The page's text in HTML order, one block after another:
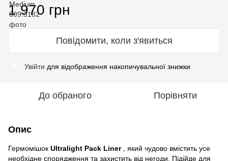
1 970 грн
Повідомити, коли з'явиться
Увійти для відображення накопичувальної знижки
До обраного Порівняти
Опис
Гермомішок Ultralight Pack Liner
, який чудово вмістить усе
необхідне спорядження та захистить від негоди. Підійде для